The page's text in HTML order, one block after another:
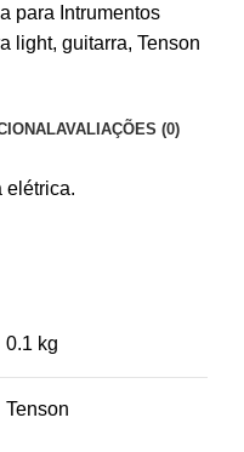
para Intrumentos
light, guitarra, Tenson
AVALIAÇÕES (0)
elétrica.
0.1 kg
Tenson